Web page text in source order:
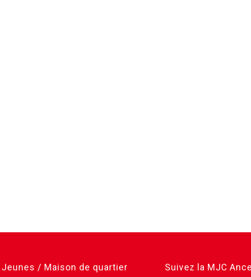
Jeunes / Maison de quartier Suivez la MJC